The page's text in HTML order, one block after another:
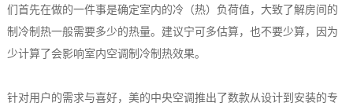
们首先在做的一件事是确定室内的冷（热）负荷值，大致了解房间的
制冷制热一般需要多少的热量。建议宁可多估算，也不要少算，因为
少计算了会影响室内空调制冷制热效果。
针对用户的需求与喜好，美的中央空调推出了数款从设计到安装的专